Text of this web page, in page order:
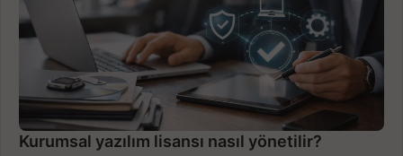
Kurumsal yazılım lisansı nasıl yönetilir?